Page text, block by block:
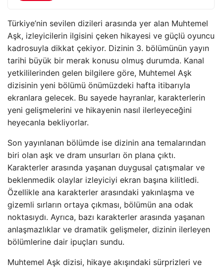
Türkiye’nin sevilen dizileri arasında yer alan Muhtemel
Aşk, izleyicilerin ilgisini çeken hikayesi ve güçlü oyuncu
kadrosuyla dikkat çekiyor. Dizinin 3. bölümünün yayın
tarihi büyük bir merak konusu olmuş durumda. Kanal
yetkililerinden gelen bilgilere göre, Muhtemel Aşk
dizisinin yeni bölümü önümüzdeki hafta itibarıyla
ekranlara gelecek. Bu sayede hayranlar, karakterlerin
yeni gelişmelerini ve hikayenin nasıl ilerleyeceğini
heyecanla bekliyorlar.
Son yayınlanan bölümde ise dizinin ana temalarından
biri olan aşk ve dram unsurları ön plana çıktı.
Karakterler arasında yaşanan duygusal çatışmalar ve
beklenmedik olaylar izleyiciyi ekran başına kilitledi.
Özellikle ana karakterler arasındaki yakınlaşma ve
gizemli sırların ortaya çıkması, bölümün ana odak
noktasıydı. Ayrıca, bazı karakterler arasında yaşanan
anlaşmazlıklar ve dramatik gelişmeler, dizinin ilerleyen
bölümlerine dair ipuçları sundu.
Muhtemel Aşk dizisi, hikaye akışındaki sürprizleri ve